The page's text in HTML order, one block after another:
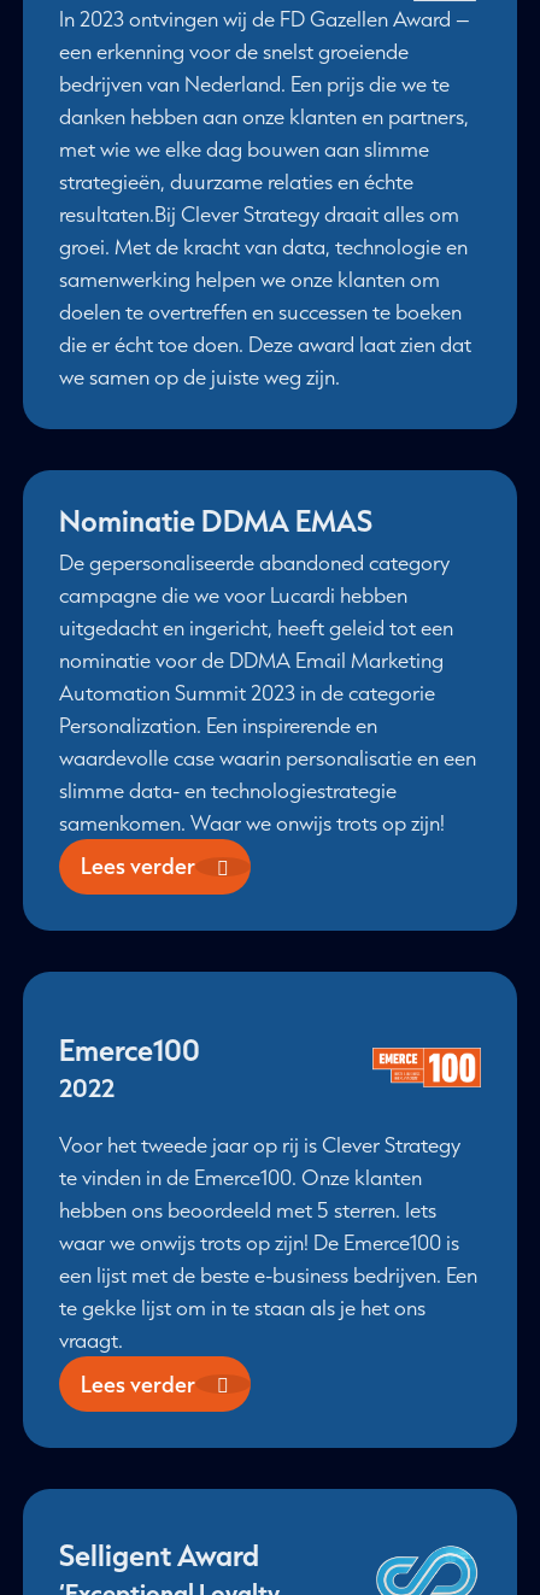
In 2023 ontvingen wij de FD Gazellen Award –
een erkenning voor de snelst groeiende
bedrijven van Nederland. Een prijs die we te
danken hebben aan onze klanten en partners,
met wie we elke dag bouwen aan slimme
strategieën, duurzame relaties en échte
resultaten.Bij Clever Strategy draait alles om
groei. Met de kracht van data, technologie en
samenwerking helpen we onze klanten om
doelen te overtreffen en successen te boeken
die er écht toe doen. Deze award laat zien dat
we samen op de juiste weg zijn.
Nominatie DDMA EMAS
De gepersonaliseerde abandoned category
campagne die we voor Lucardi hebben
uitgedacht en ingericht, heeft geleid tot een
nominatie voor de DDMA Email Marketing
Automation Summit 2023 in de categorie
Personalization. Een inspirerende en
waardevolle case waarin personalisatie en een
slimme data- en technologiestrategie
samenkomen. Waar we onwijs trots op zijn!
Lees verder
Emerce100
2022
Voor het tweede jaar op rij is Clever Strategy
te vinden in de Emerce100. Onze klanten
hebben ons beoordeeld met 5 sterren. Iets
waar we onwijs trots op zijn! De Emerce100 is
een lijst met de beste e-business bedrijven. Een
te gekke lijst om in te staan als je het ons
vraagt.
Lees verder
Selligent Award